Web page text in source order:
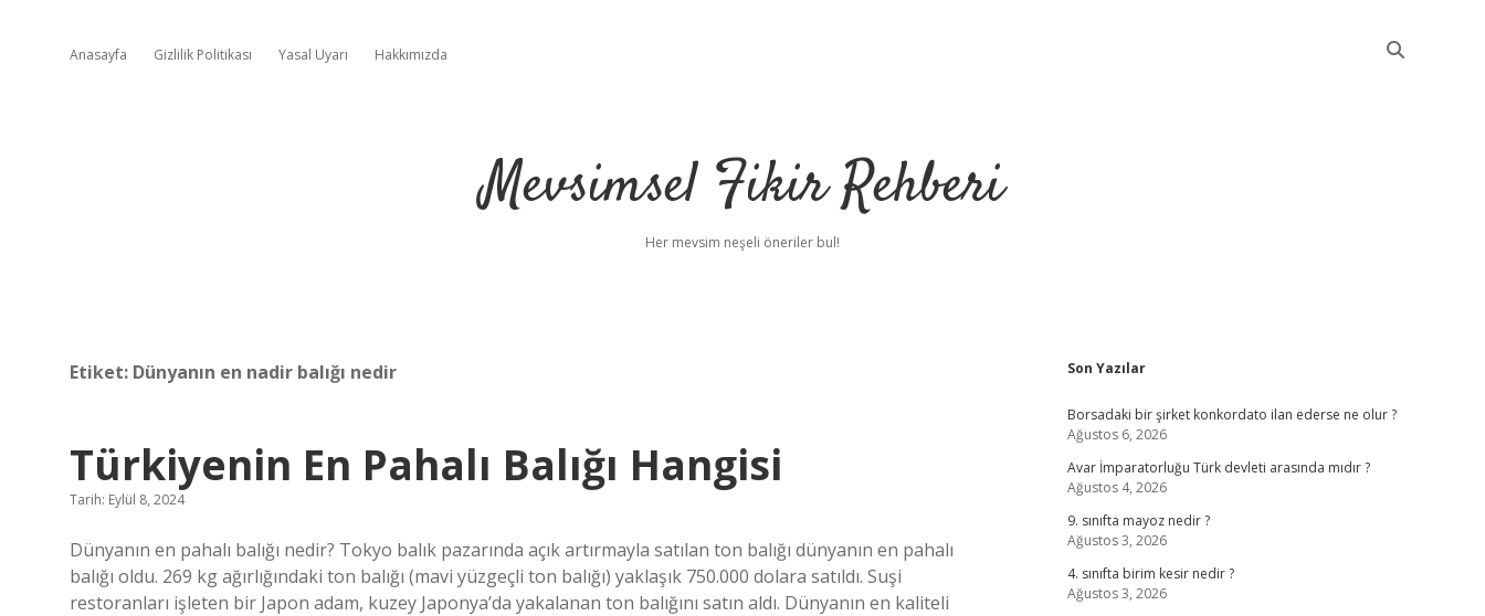
Anasayfa Gizlilik Politikası Yasal Uyarı Hakkımızda
Mevsimsel Fikir Rehberi
Her mevsim neşeli öneriler bul!
Etiket: Dünyanın en nadir balığı nedir
Türkiyenin En Pahalı Balığı Hangisi
Tarih: Eylül 8, 2024
Dünyanın en pahalı balığı nedir? Tokyo balık pazarında açık artırmayla satılan ton balığı dünyanın en pahalı
balığı oldu. 269 kg ağırlığındaki ton balığı (mavi yüzgeçli ton balığı) yaklaşık 750.000 dolara satıldı. Suşi
restoranları işleten bir Japon adam, kuzey Japonya’da yakalanan ton balığını satın aldı. Dünyanın en kaliteli
Sidebar
Son Yazılar
Borsadaki bir şirket konkordato ilan ederse ne olur ?
Ağustos 6, 2026
Avar İmparatorluğu Türk devleti arasında mıdır ?
Ağustos 4, 2026
9. sınıfta mayoz nedir ?
Ağustos 3, 2026
4. sınıfta birim kesir nedir ?
Ağustos 3, 2026